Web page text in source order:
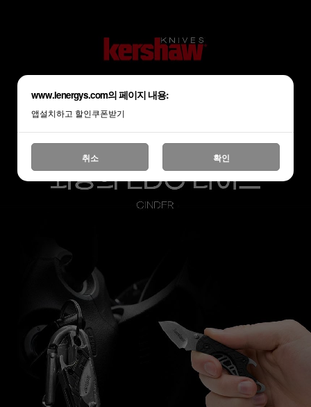
www.lenergys.com의 페이지 내용:
앱설치하고 할인쿠폰받기
취소 확인